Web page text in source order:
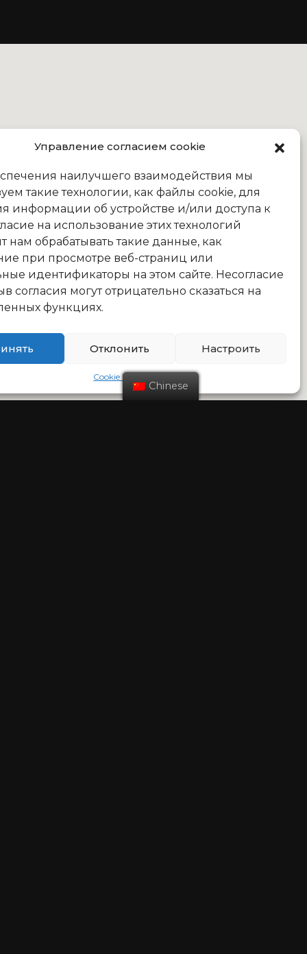
Управление согласием cookie
наилучшего взаимодействия мы
такие технологии, как файлы cookie, для
информации об устройстве и/или доступа к
на использование этих технологий
нам обрабатывать такие данные, как
при просмотре веб-страниц или
идентификаторы на этом сайте. Несогласие
согласия могут отрицательно сказаться на
функциях.
Отклонить Настроить
Cookie Policy
Chinese